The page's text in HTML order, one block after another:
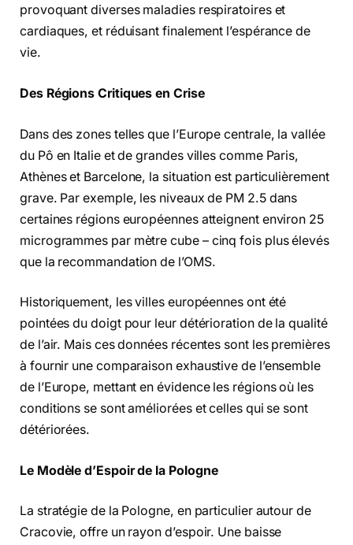
provoquant diverses maladies respiratoires et
cardiaques, et réduisant finalement l’espérance de
vie.
Des Régions Critiques en Crise
Dans des zones telles que l’Europe centrale, la vallée
du Pô en Italie et de grandes villes comme Paris,
Athènes et Barcelone, la situation est particulièrement
grave. Par exemple, les niveaux de PM 2.5 dans
certaines régions européennes atteignent environ 25
microgrammes par mètre cube – cinq fois plus élevés
que la recommandation de l’OMS.
Historiquement, les villes européennes ont été
pointées du doigt pour leur détérioration de la qualité
de l’air. Mais ces données récentes sont les premières
à fournir une comparaison exhaustive de l’ensemble
de l’Europe, mettant en évidence les régions où les
conditions se sont améliorées et celles qui se sont
détériorées.
Le Modèle d’Espoir de la Pologne
La stratégie de la Pologne, en particulier autour de
Cracovie, offre un rayon d’espoir. Une baisse